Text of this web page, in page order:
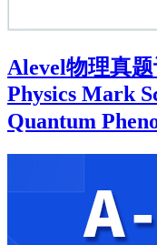
Alevel物理真
Physics Mark
Quantum